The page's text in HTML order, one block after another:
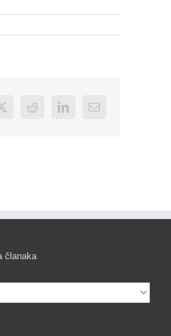
X Reddit LinkedInEmail
članaka